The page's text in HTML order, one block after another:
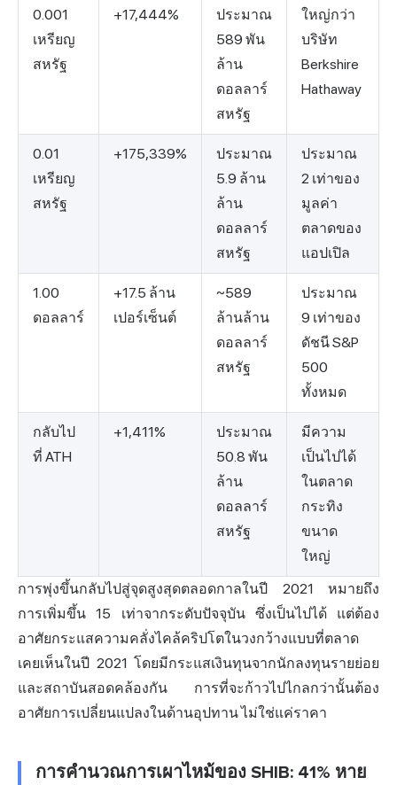
0.001
เหรียญ
สหรัฐ
+17,444%
ประมาณ
589 พัน
ล้าน
ดอลลาร์
สหรัฐ
ใหญ่กว่า
บริษัท
Berkshire
Hathaway
0.01
เหรียญ
สหรัฐ
+175,339%
ประมาณ
5.9 ล้าน
ล้าน
ดอลลาร์
สหรัฐ
ประมาณ
2 เท่าของ
มูลค่า
ตลาดของ
แอปเปิล
1.00
ดอลลาร์
+17.5 ล้าน
เปอร์เซ็นต์
~589
ล้านล้าน
ดอลลาร์
สหรัฐ
ประมาณ
9 เท่าของ
ดัชนี S&P
500
ทั้งหมด
กลับไป
ที่ ATH
+1,411%
ประมาณ
50.8 พัน
ล้าน
ดอลลาร์
สหรัฐ
มีความ
เป็นไปได้
ในตลาด
กระทิง
ขนาด
ใหญ่
การพุ่งขึ้นกลับไปสู่จุดสูงสุดตลอดกาลในปี 2021 หมายถึง
การเพิ่มขึ้น 15 เท่าจากระดับปัจจุบัน ซึ่งเป็นไปได้ แต่ต้อง
อาศัยกระแสความคลั่งไคล้คริปโตในวงกว้างแบบที่ตลาด
เคยเห็นในปี 2021 โดยมีกระแสเงินทุนจากนักลงทุนรายย่อย
และสถาบันสอดคล้องกัน การที่จะก้าวไปไกลกว่านั้นต้อง
อาศัยการเปลี่ยนแปลงในด้านอุปทาน ไม่ใช่แค่ราคา
การคำนวณการเผาไหม้ของ SHIB: 41% หาย